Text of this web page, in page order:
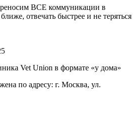
ВСЕ коммуникации в
отвечать быстрее и не теряться
Vet Union в формате «у дома»
по адресу: г. Москва, ул.